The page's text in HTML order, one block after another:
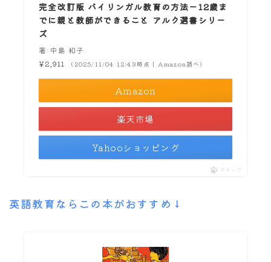
完全改訂版 バイリンガル教育の方法ー12歳ま
でに親と教師ができること アルク選書シリー
ズ
著:中島 和子
¥2,911
（2025/11/04 12:43時点 | Amazon調べ）
Amazon
楽天市場
Yahooショッピング
ポチップ
英語教育ならこの本がおすすめ↓